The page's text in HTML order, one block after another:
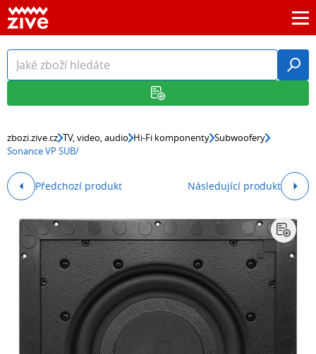
zbozi.zive.cz TV, video, audio Hi-Fi komponenty Subwoofery
Sonance VP SUB/
Předchozí produkt Následující produkt